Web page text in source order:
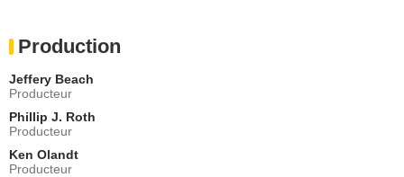
Production
Jeffery Beach
Producteur
Phillip J. Roth
Producteur
Ken Olandt
Producteur